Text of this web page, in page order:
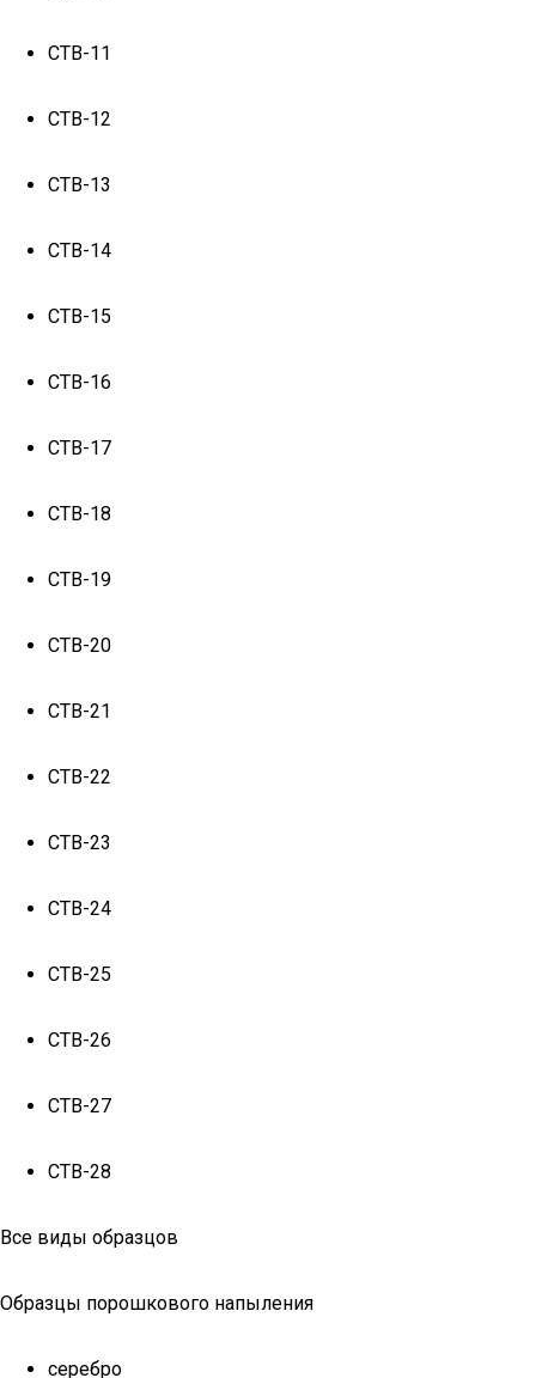
СТВ-11
СТВ-12
СТВ-13
СТВ-14
СТВ-15
СТВ-16
СТВ-17
СТВ-18
СТВ-19
СТВ-20
СТВ-21
СТВ-22
СТВ-23
СТВ-24
СТВ-25
СТВ-26
СТВ-27
СТВ-28
Все виды образцов
Образцы порошкового напыления
серебро